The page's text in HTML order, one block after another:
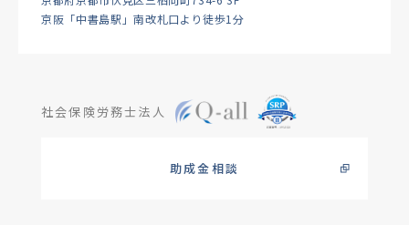
京阪「中書島駅」南改札口より徒歩1分
社会保険労務士法人
助成金相談